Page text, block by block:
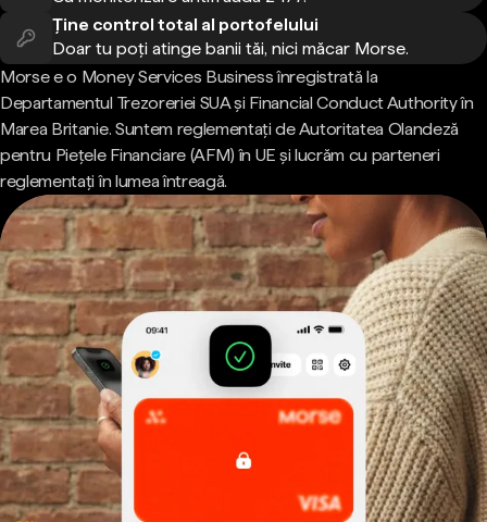
Ține control total al portofelului
Doar tu poți atinge banii tăi, nici măcar Morse.
Morse e o Money Services Business înregistrată la
Departamentul Trezoreriei SUA și Financial Conduct Authority în
Marea Britanie. Suntem reglementați de Autoritatea Olandeză
pentru Piețele Financiare (AFM) în UE și lucrăm cu parteneri
reglementați în lumea întreagă.